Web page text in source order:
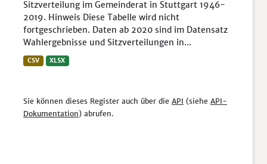
Sitzverteilung im Gemeinderat in Stuttgart 1946-
2019. Hinweis Diese Tabelle wird nicht
fortgeschrieben. Daten ab 2020 sind im Datensatz
Wahlergebnisse und Sitzverteilungen in...
CSV XLSX
Sie können dieses Register auch über die API (siehe API-
Dokumentation) abrufen.